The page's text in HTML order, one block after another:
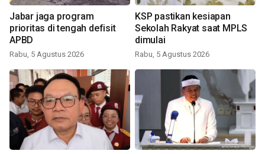
Jabar jaga program
prioritas di tengah defisit
APBD
Rabu, 5 Agustus 2026
KSP pastikan kesiapan
Sekolah Rakyat saat MPLS
dimulai
Rabu, 5 Agustus 2026